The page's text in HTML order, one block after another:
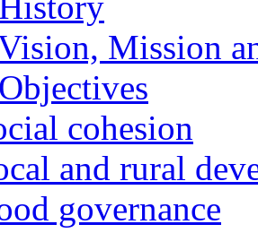
Mission
cohesion
and rural
governance